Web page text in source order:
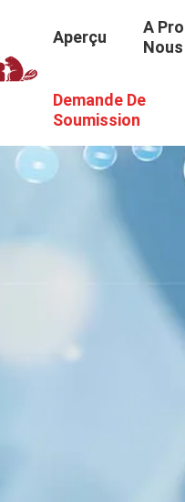
Aperçu
A
Nous
Demande De
Soumission